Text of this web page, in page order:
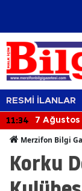
RESMİ İLANLAR
11:34
7 Ağustos
Merzifon Bilgi
Korku